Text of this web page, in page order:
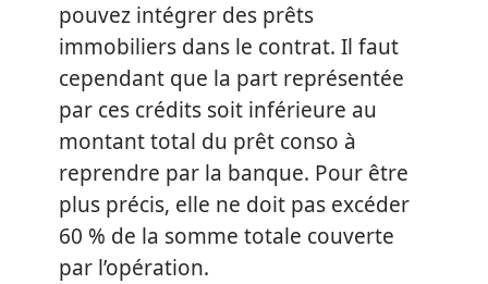
pouvez intégrer des prêts
immobiliers dans le contrat. Il faut
cependant que la part représentée
par ces crédits soit inférieure au
montant total du prêt conso à
reprendre par la banque. Pour être
plus précis, elle ne doit pas excéder
60 % de la somme totale couverte
par l’opération.